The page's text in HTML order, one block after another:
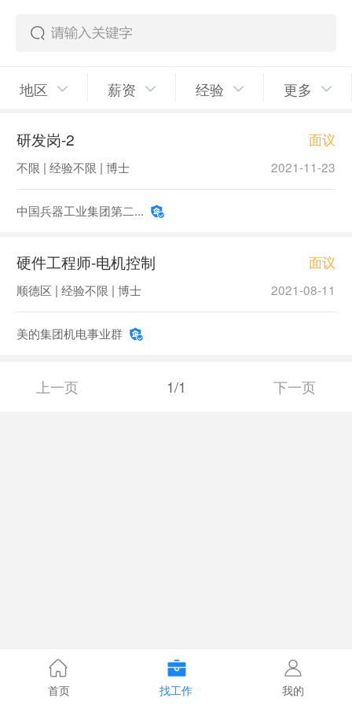
地区 薪资 经验 更多
研发岗-2 面议
不限 | 经验不限 | 博士 2021-11-23
中国兵器工业集团第二...
硬件工程师-电机控制 面议
顺德区 | 经验不限 | 博士 2021-08-11
美的集团机电事业群
上一页 1/1 下一页
首页 找工作 我的